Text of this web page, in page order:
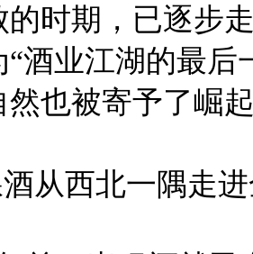
的时期，已逐步
“酒业江湖的最
也被寄予了崛
从西北一隅走